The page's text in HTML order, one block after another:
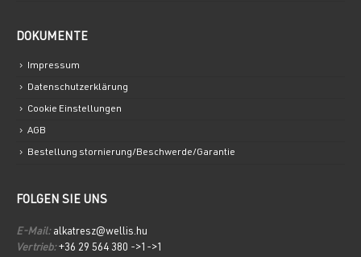
DOKUMENTE
Impressum
Datenschutzerklärung
Cookie Einstellungen
AGB
Bestellung stornierung/Beschwerde/Garantie
FOLGEN SIE UNS
E-Mail: alkatresz@wellis.hu
Vertrieb: +36 29 564 380 ->1->1